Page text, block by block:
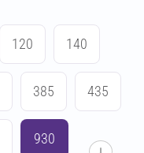
120 140
385 435
930